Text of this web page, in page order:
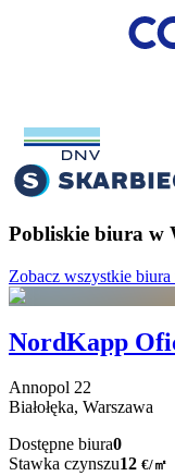
Pobliskie biura w
Zobacz wszystkie biura
NordKapp
Annopol 22
Białołęka, Warszawa
Dostępne biura0
Stawka czynszu12 €/㎡